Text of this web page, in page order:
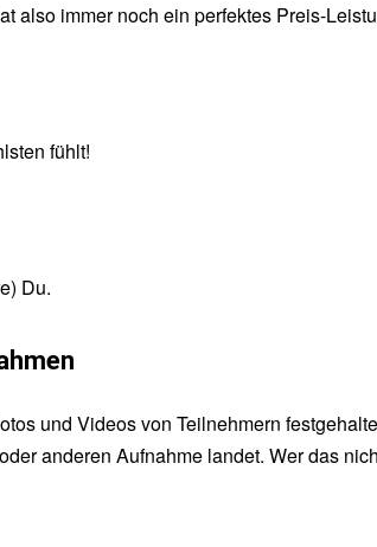
also immer noch ein perfektes Preis-
fühlt!
Du.
und Videos von Teilnehmern
anderen Aufnahme landet. Wer das